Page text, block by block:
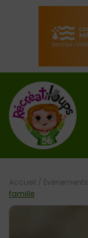
Accueil / Évènements
famille